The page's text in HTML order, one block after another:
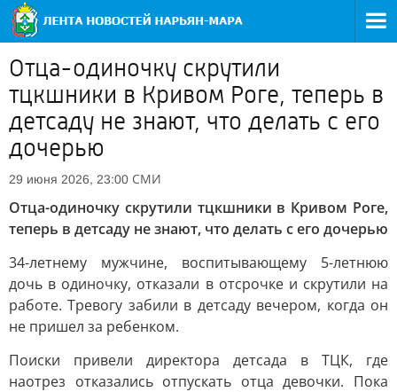
Отца-одиночку скрутили
тцкшники в Кривом Роге, теперь в
детсаду не знают, что делать с его
дочерью
29 июня 2026, 23:00 СМИ
Отца-одиночку скрутили тцкшники в Кривом Роге,
теперь в детсаду не знают, что делать с его дочерью
34-летнему мужчине, воспитывающему 5-летнюю
дочь в одиночку, отказали в отсрочке и скрутили на
работе. Тревогу забили в детсаду вечером, когда он
не пришел за ребенком.
Поиски привели директора детсада в ТЦК, где
наотрез отказались отпускать отца девочки. Пока